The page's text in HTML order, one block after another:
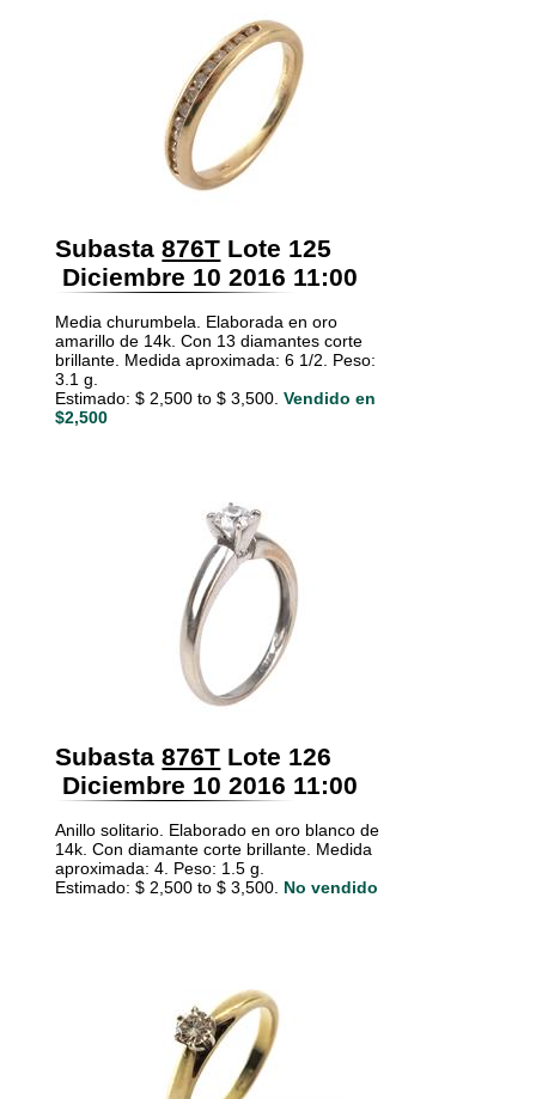
Subasta 876T Lote 125
Diciembre 10 2016 11:00
Media churumbela. Elaborada en oro
amarillo de 14k. Con 13 diamantes corte
brillante. Medida aproximada: 6 1/2. Peso:
3.1 g.
Estimado: $ 2,500 to $ 3,500. Vendido en
$2,500
Subasta 876T Lote 126
Diciembre 10 2016 11:00
Anillo solitario. Elaborado en oro blanco de
14k. Con diamante corte brillante. Medida
aproximada: 4. Peso: 1.5 g.
Estimado: $ 2,500 to $ 3,500. No vendido